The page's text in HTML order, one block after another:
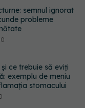
ce trebuie să eviți
exemplu de meniu
stomacului
pot traversa bariera
hormonii